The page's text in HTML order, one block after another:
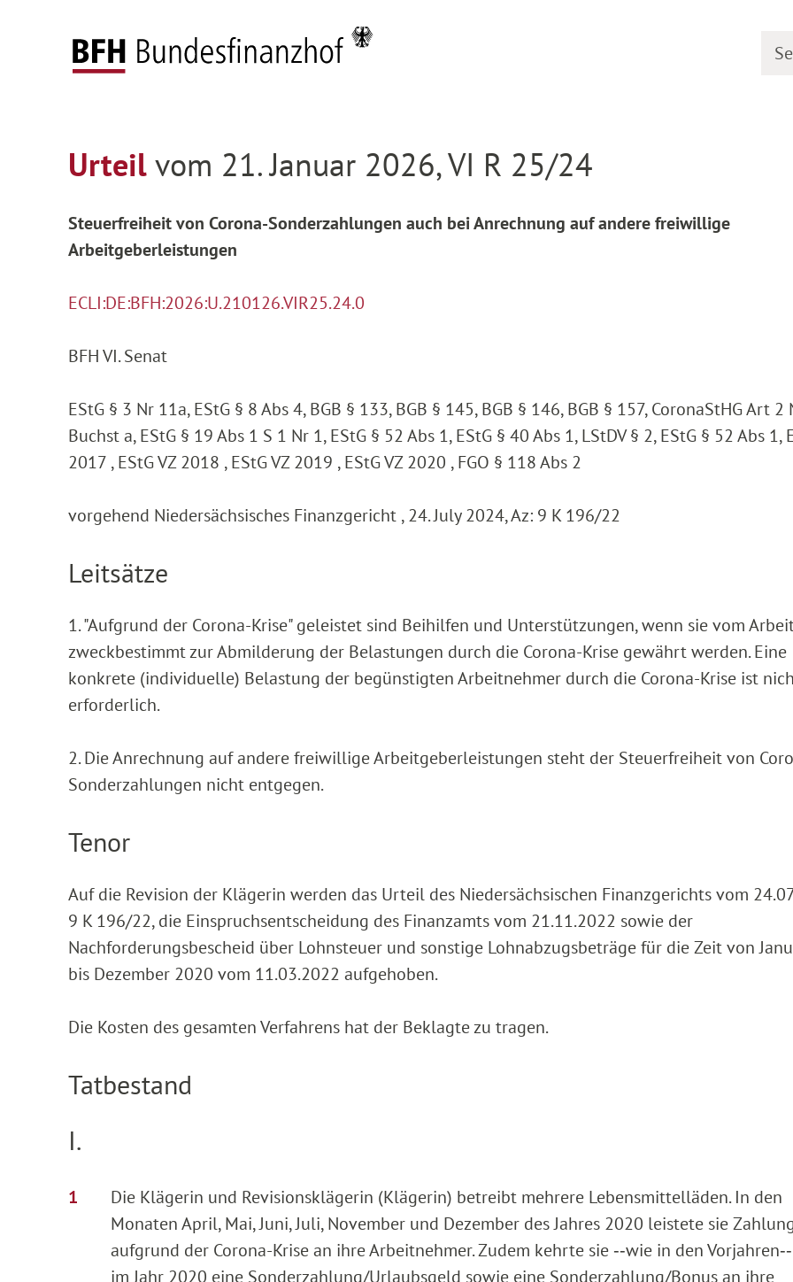
Federal Fiscal Court
Urteilvom 21. Januar 2026, VI R 25/24
Steuerfreiheit von Corona-Sonderzahlungen auch bei Anrechnung auf andere freiwillige
Arbeitgeberleistungen
ECLI:DE:BFH:2026:U.210126.VIR25.24.0
BFH VI. Senat
EStG § 3 Nr 11a, EStG § 8 Abs 4, BGB § 133, BGB § 145, BGB § 146, BGB § 157, CoronaStHG Art 2
Buchst a, EStG § 19 Abs 1 S 1 Nr 1, EStG § 52 Abs 1, EStG § 40 Abs 1, LStDV § 2, EStG § 52 Abs 1,
2017 , EStG VZ 2018 , EStG VZ 2019 , EStG VZ 2020 , FGO § 118 Abs 2
vorgehend Niedersächsisches Finanzgericht , 24. July 2024, Az: 9 K 196/22
Leitsätze
1. "Aufgrund der Corona-Krise" geleistet sind Beihilfen und Unterstützungen, wenn sie vom
zweckbestimmt zur Abmilderung der Belastungen durch die Corona-Krise gewährt werden. Eine
konkrete (individuelle) Belastung der begünstigten Arbeitnehmer durch die Corona-Krise ist
erforderlich.
2. Die Anrechnung auf andere freiwillige Arbeitgeberleistungen steht der Steuerfreiheit von
Sonderzahlungen nicht entgegen.
Tenor
Auf die Revision der Klägerin werden das Urteil des Niedersächsischen Finanzgerichts vom
9 K 196/22, die Einspruchsentscheidung des Finanzamts vom 21.11.2022 sowie der
Nachforderungsbescheid über Lohnsteuer und sonstige Lohnabzugsbeträge für die Zeit von
bis Dezember 2020 vom 11.03.2022 aufgehoben.
Die Kosten des gesamten Verfahrens hat der Beklagte zu tragen.
Tatbestand
I.
Die Klägerin und Revisionsklägerin (Klägerin) betreibt mehrere Lebensmittelläden. In den
Monaten April, Mai, Juni, Juli, November und Dezember des Jahres 2020 leistete sie
aufgrund der Corona-Krise an ihre Arbeitnehmer. Zudem kehrte sie ‑‑wie in den
im Jahr 2020 eine Sonderzahlung/Urlaubsgeld sowie eine Sonderzahlung/Bonus an ihre